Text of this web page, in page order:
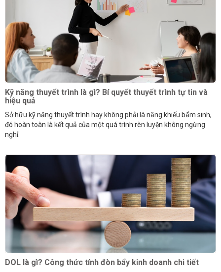
Kỹ năng thuyết trình là gì? Bí quyết thuyết trình tự tin và
hiệu quả
Sở hữu kỹ năng thuyết trình hay không phải là năng khiếu bẩm sinh,
đó hoàn toàn là kết quả của một quá trình rèn luyện không ngừng
nghỉ.
DOL là gì? Công thức tính đòn bẩy kinh doanh chi tiết